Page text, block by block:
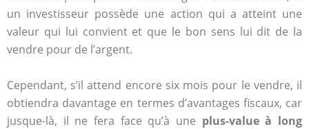
un investisseur possède une action qui a atteint une
valeur qui lui convient et que le bon sens lui dit de la
vendre pour de l’argent.
Cependant, s’il attend encore six mois pour le vendre, il
obtiendra davantage en termes d’avantages fiscaux, car
jusque-là, il ne fera face qu’à une plus-value à long